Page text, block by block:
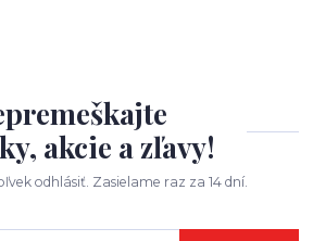
akcie a zľavy!
odhlásiť. Zasielame raz za 14 dní.